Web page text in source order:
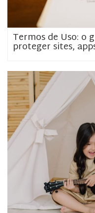
Termos de Uso: o
proteger sites,